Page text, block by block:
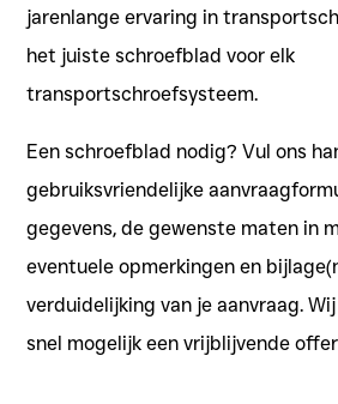
jarenlange ervaring in
het juiste schroefblad voor elk
transportschroefsysteem.
Een schroefblad nodig? Vul ons
gebruiksvriendelijke
gegevens, de gewenste maten in
eventuele opmerkingen en
verduidelijking van je aanvraag.
snel mogelijk een vrijblijvende